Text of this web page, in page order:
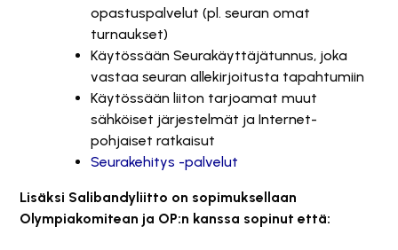
opastuspalvelut (pl. seuran omat
turnaukset)
Käytössään Seurakäyttäjätunnus, joka
vastaa seuran allekirjoitusta tapahtumiin
Käytössään liiton tarjoamat muut
sähköiset järjestelmät ja Internet-
pohjaiset ratkaisut
Seurakehitys -palvelut
Lisäksi Salibandyliitto on sopimuksellaan
Olympiakomitean ja OP:n kanssa sopinut että: